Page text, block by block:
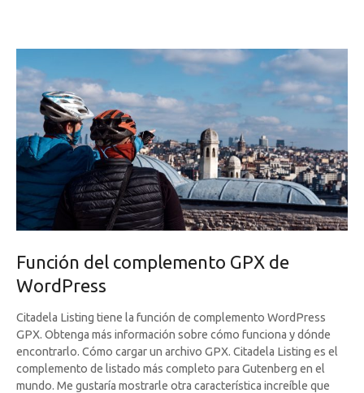
Función del complemento GPX de
WordPress
Citadela Listing tiene la función de complemento WordPress
GPX. Obtenga más información sobre cómo funciona y dónde
encontrarlo. Cómo cargar un archivo GPX. Citadela Listing es el
complemento de listado más completo para Gutenberg en el
mundo. Me gustaría mostrarle otra característica increíble que